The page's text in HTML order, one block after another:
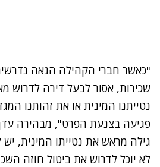
"כאשר חברי הקהילה הגאה
שכירות, אסור לבעל דירה לדרוש
נטייתנו המינית או את זהותנו
פגיעה בצנעת הפרט", מבהירה
גילה מראש את נטייתו המינית,
לא יוכל לדרוש את ביטול חוזה